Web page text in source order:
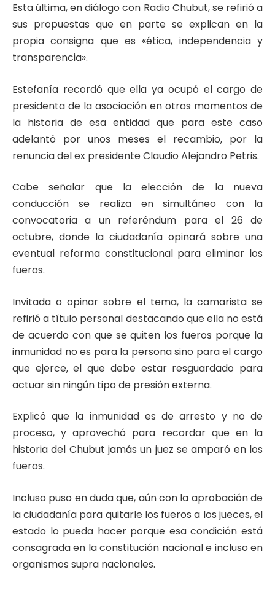
Esta última, en diálogo con Radio Chubut, se refirió a
sus propuestas que en parte se explican en la
propia consigna que es «ética, independencia y
transparencia».
Estefanía recordó que ella ya ocupó el cargo de
presidenta de la asociación en otros momentos de
la historia de esa entidad que para este caso
adelantó por unos meses el recambio, por la
renuncia del ex presidente Claudio Alejandro Petris.
Cabe señalar que la elección de la nueva
conducción se realiza en simultáneo con la
convocatoria a un referéndum para el 26 de
octubre, donde la ciudadanía opinará sobre una
eventual reforma constitucional para eliminar los
fueros.
Invitada o opinar sobre el tema, la camarista se
refirió a título personal destacando que ella no está
de acuerdo con que se quiten los fueros porque la
inmunidad no es para la persona sino para el cargo
que ejerce, el que debe estar resguardado para
actuar sin ningún tipo de presión externa.
Explicó que la inmunidad es de arresto y no de
proceso, y aprovechó para recordar que en la
historia del Chubut jamás un juez se amparó en los
fueros.
Incluso puso en duda que, aún con la aprobación de
la ciudadanía para quitarle los fueros a los jueces, el
estado lo pueda hacer porque esa condición está
consagrada en la constitución nacional e incluso en
organismos supra nacionales.